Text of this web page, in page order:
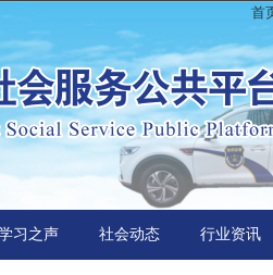
首
习之声 社会动态 行业资讯